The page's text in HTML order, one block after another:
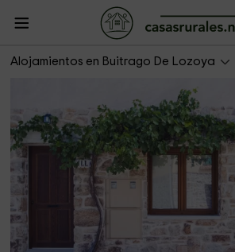
Alojamientos en Buitrago De Lozoya